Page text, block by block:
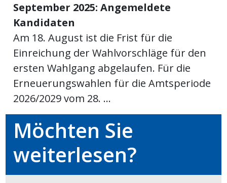
September 2025: Angemeldete
Kandidaten
Am 18. August ist die Frist für die
Einreichung der Wahlvorschläge für den
ersten Wahlgang abgelaufen. Für die
Erneuerungswahlen für die Amtsperiode
2026/2029 vom 28. ...
Möchten Sie
weiterlesen?